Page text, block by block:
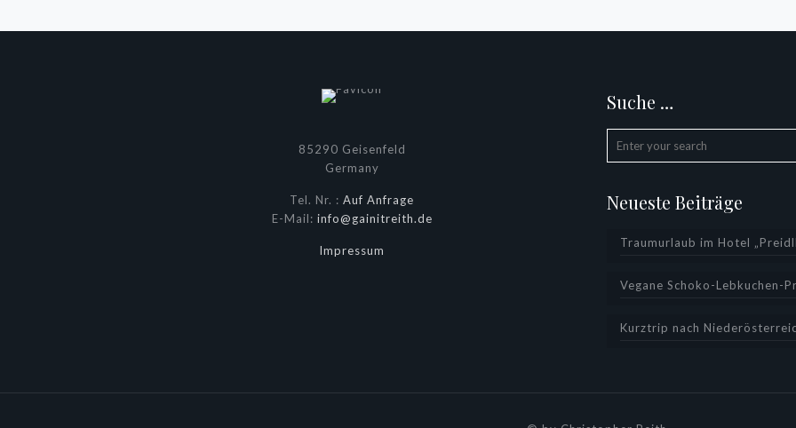
85290 Geisenfeld
Germany
Tel. Nr. :Auf Anfrage
E-Mail: info@gainitreith.de
Impressum
Suche …
Neueste Beiträge
Traumurlaub im Hotel
Vegane Schoko-Lebkuchen-
Kurztrip nach